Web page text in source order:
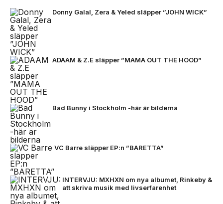
Donny Galal, Zera & Yeled släpper ”JOHN WICK”
ADAAM & Z.E släpper ”MAMA OUT THE HOOD”
Bad Bunny i Stockholm -här är bilderna
VC Barre släpper EP:n ”BARETTA”
INTERVJU: MXHXN om nya albumet, Rinkeby &
att skriva musik med livserfarenhet